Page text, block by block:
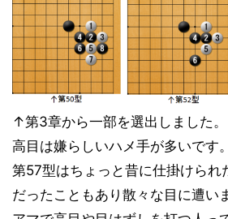
↑第3章から一部を選出しました。
高目は嫌らしいハメ手が多いです。
第57型はちょっと昔に仕掛けられ
だったこともあり散々な目に遭い